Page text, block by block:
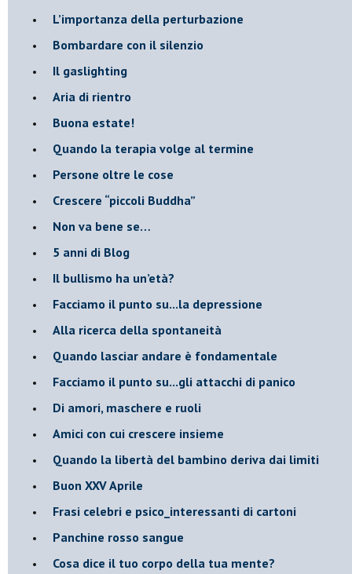
L’importanza della perturbazione
​Bombardare con il silenzio
Il gaslighting
Aria di rientro
Buona estate!
​Quando la terapia volge al termine
​Persone oltre le cose
​Crescere “piccoli Buddha”
Non va bene se…
​5 anni di Blog
​Il bullismo ha un’età?
Facciamo il punto su...la depressione
​Alla ricerca della spontaneità
​Quando lasciar andare è fondamentale
Facciamo il punto su...gli attacchi di panico
Di amori, maschere e ruoli
​Amici con cui crescere insieme
​Quando la libertà del bambino deriva dai limiti
Buon XXV Aprile
​Frasi celebri e psico_interessanti di cartoni
​Panchine rosso sangue
​Cosa dice il tuo corpo della tua mente?